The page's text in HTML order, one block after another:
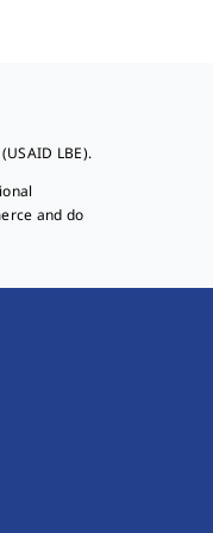
LBE).
and do